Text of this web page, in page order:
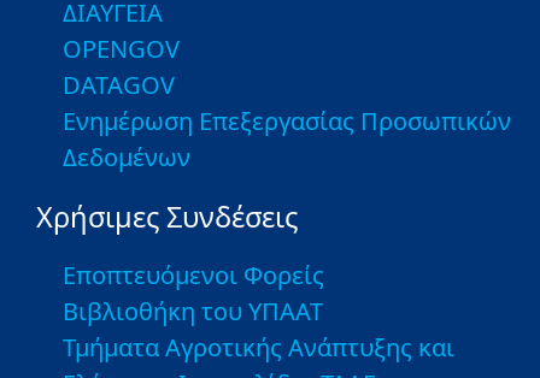
ΔΙΑΥΓΕΙΑ
OPENGOV
DATAGOV
Ενημέρωση Επεξεργασίας Προσωπικών
Δεδομένων
Χρήσιμες Συνδέσεις
Εποπτευόμενοι Φορείς
Βιβλιοθήκη του ΥΠΑΑΤ
Τμήματα Αγροτικής Ανάπτυξης και